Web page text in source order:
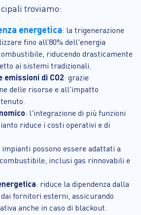
troviamo:
energetica: la trigenerazione
fino all’80% dell'energia
riducendo drasticamente
ai sistemi tradizionali.
emissioni di CO2: grazie
delle risorse e all'impatto
: l'integrazione di più funzioni
riduce i costi operativi e di
impianti possono essere adattati a
inclusi gas rinnovabili e
: riduce la dipendenza dalla
fornitori esterni, assicurando
anche in caso di blackout.